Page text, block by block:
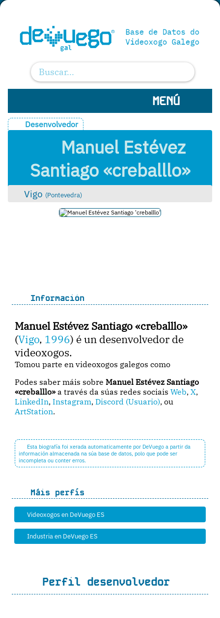
MENÚ
Desenvolvedor
Manuel Estévez
Santiago «creballlo»
Vigo (Pontevedra)
Información
Manuel Estévez Santiago «creballlo»
(Vigo, 1996) é un desenvolvedor de
videoxogos.
Tomou parte en videoxogos galegos como
Podes saber máis sobreManuel Estévez Santiago
«creballlo»a través da súas redes sociaisWeb,X,
LinkedIn,Instagram,Discord (Usuario), ou
ArtStation.
Esta biografía foi xerada automaticamente por DeVuego a partir da
información almacenada na súa base de datos, polo que pode ser
incompleta ou conter erros.
Máis perfís
Videoxogos en DeVuego ES
Industria en DeVuego ES
Perfil desenvolvedor